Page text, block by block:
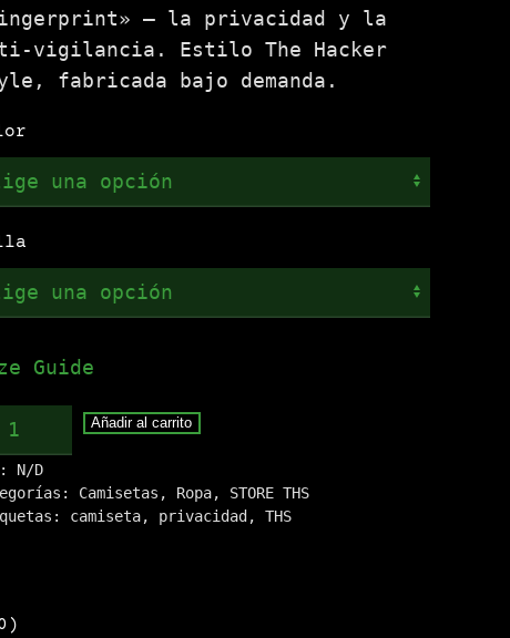
— la privacidad y la
vigilancia. Estilo The Hacker
fabricada bajo demanda.
Guide
Añadir al carrito
N/D
Camisetas , Ropa, STORE THS
camiseta, privacidad , THS